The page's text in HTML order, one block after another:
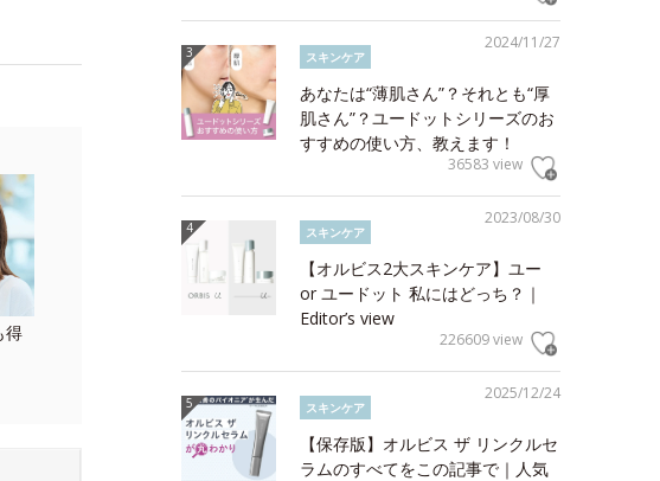
得
2024/11/27
スキンケア
あなたは“薄肌さん”？それとも“厚
肌さん”？ユードットシリーズのお
すすめの使い方、教えます！
36583 view
2023/08/30
スキンケア
【オルビス2大スキンケア】ユー
or ユードット 私にはどっち？｜
Editor’s view
226609 view
2025/12/24
スキンケア
【保存版】オルビス ザ リンクルセ
ラムのすべてをこの記事で｜人気